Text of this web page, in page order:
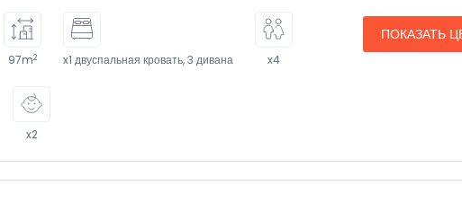
97m2 x1 двуспальная кровать, 3 дивана x4
x2
ПОКАЗАТЬ